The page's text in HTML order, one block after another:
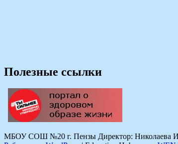
Полезные ссылки
МБОУ СОШ №20 г. Пензы Директор: Николаева